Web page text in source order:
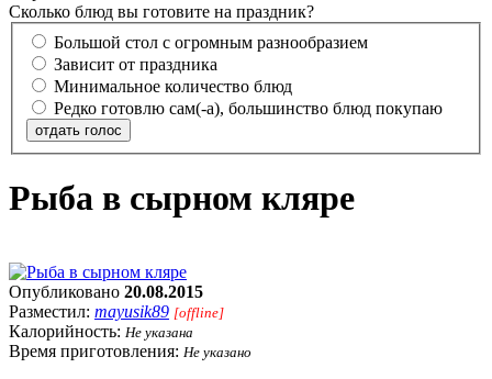
Сколько блюд вы готовите на праздник?
Большой стол с огромным разнообразием
Зависит от праздника
Минимальное количество блюд
Редко готовлю сам(-а), большинство блюд покупаю
отдать голос
Рыба в сырном кляре
Опубликовано 20.08.2015
Разместил: mayusik89 [offline]
Калорийность: Не указана
Время приготовления: Не указано